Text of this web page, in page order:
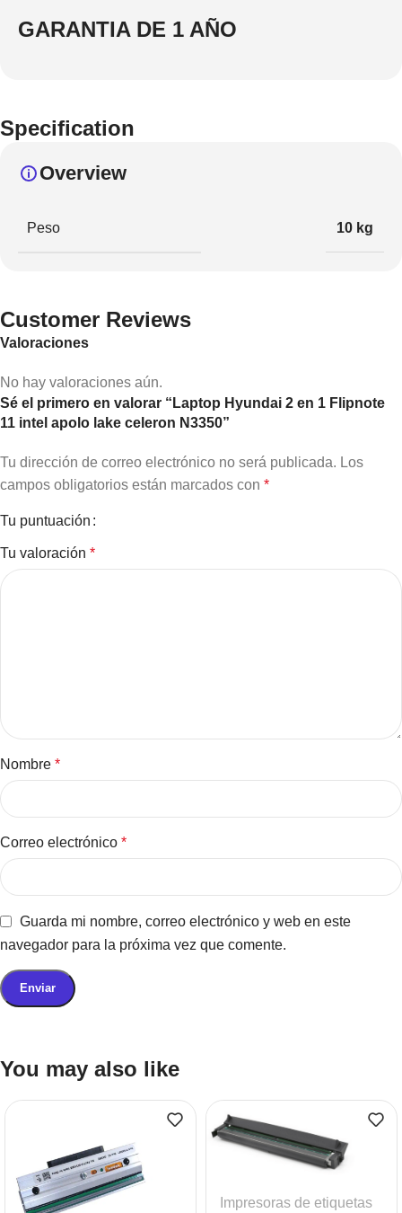
GARANTIA DE 1 AÑO
Specification
Overview
Peso 10 kg
Customer Reviews
Valoraciones
No hay valoraciones aún.
Sé el primero en valorar “Laptop Hyundai 2 en 1 Flipnote
11 intel apolo lake celeron N3350”
Tu dirección de correo electrónico no será publicada. Los
campos obligatorios están marcados con *
Tu puntuación
Tu valoración *
Nombre *
Correo electrónico *
Guarda mi nombre, correo electrónico y web en este
navegador para la próxima vez que comente.
You may also like
Impresoras de etiquetas